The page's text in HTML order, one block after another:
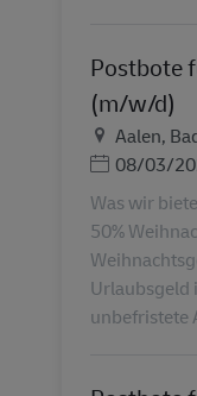
Postbote
(m/w/d)
地点Aalen,
Posted Date
08/03/
Was wir
50%
Urlaubsgeld
unbefristete